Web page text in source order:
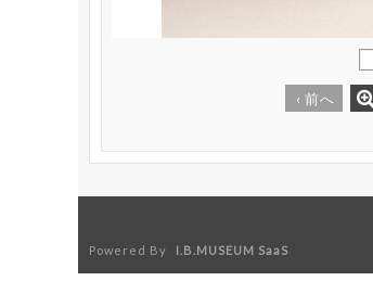
‹ 前へ
Powered By
I.B.MUSEUM SaaS